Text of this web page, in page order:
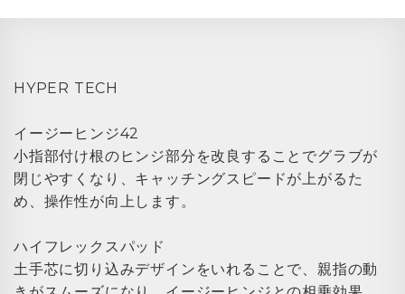
HYPER TECH
イージーヒンジ42
小指部付け根のヒンジ部分を改良することでグラブが
閉じやすくなり、キャッチングスピードが上がるた
め、操作性が向上します。
ハイフレックスパッド
土手芯に切り込みデザインをいれることで、親指の動